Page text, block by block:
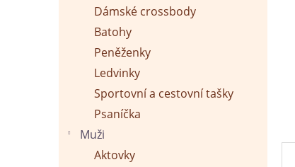
Dámské crossbody
Batohy
Peněženky
Ledvinky
Sportovní a cestovní tašky
Psaníčka
Muži
Aktovky